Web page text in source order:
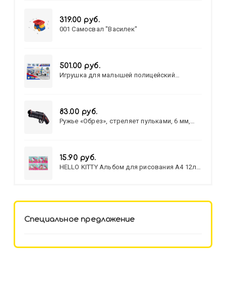
319.00 руб.
001 Самосвал "Василек"
501.00 руб.
Игрушка для малышей полицейский
83.00 руб.
Ружье «Обрез», стреляет пульками, 6 мм,
15.90 руб.
HELLO KITTY Альбом для рисования А4 12л.
Специальное предложение